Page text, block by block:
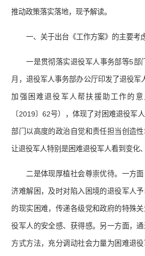
推动政策落实落地，现予解读。
一、关于出台《工作方案》的主要考
一是贯彻落实退役军人事务部等5部
月，退役军人事务部办公厅印发了退役军
加强困难退役军人帮扶援助工作的
〔2019〕62号），体现了对困难退役军
部门以高度的政治自觉和责任担当创造
让退役军人特别是困难退役军人看到变化
二是体现厚植社会尊崇优待。一方
济难解困，及时对陷入困境的退役军人予
的现实困难，传递各级党和政府的特殊
役军人的安全感、获得感。另一方面，
方式方法，充分调动社会力量为困难退役